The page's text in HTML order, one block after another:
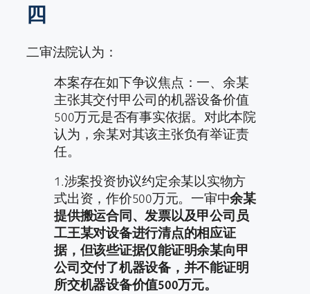
四
二审法院认为：
本案存在如下争议焦点：一、余某
主张其交付甲公司的机器设备价值
500万元是否有事实依据。对此本院
认为，余某对其该主张负有举证责
任。
1.涉案投资协议约定余某以实物方
式出资，作价500万元。一审中余某
提供搬运合同、发票以及甲公司员
工王某对设备进行清点的相应证
据，但该些证据仅能证明余某向甲
公司交付了机器设备，并不能证明
所交机器设备价值500万元。